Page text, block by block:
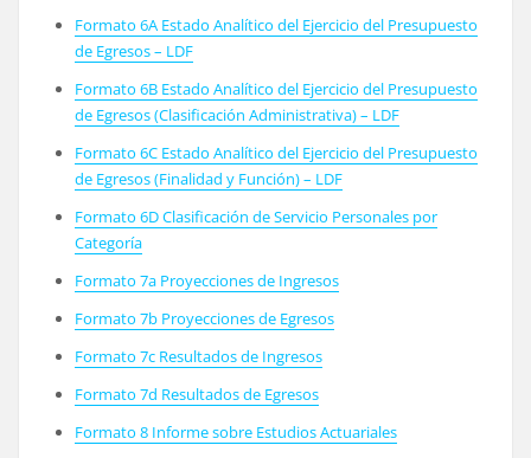
Formato 6A Estado Analítico del Ejercicio del Presupuesto
de Egresos – LDF
Formato 6B Estado Analítico del Ejercicio del Presupuesto
de Egresos (Clasificación Administrativa) – LDF
Formato 6C Estado Analítico del Ejercicio del Presupuesto
de Egresos (Finalidad y Función) – LDF
Formato 6D Clasificación de Servicio Personales por
Categoría
Formato 7a Proyecciones de Ingresos
Formato 7b Proyecciones de Egresos
Formato 7c Resultados de Ingresos
Formato 7d Resultados de Egresos
Formato 8 Informe sobre Estudios Actuariales